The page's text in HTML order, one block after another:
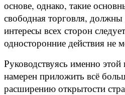
основе, однако, такие
свободная торговля,
интересы всех сторон
односторонние действия не
Руководствуясь именно
намерен приложить всё
расширению открытости